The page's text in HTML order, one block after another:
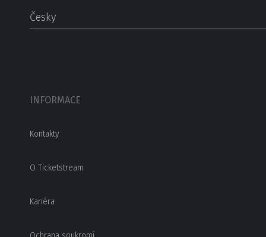
Česky
INFORMACE
Kontakty
O Ticketstream
Kariéra